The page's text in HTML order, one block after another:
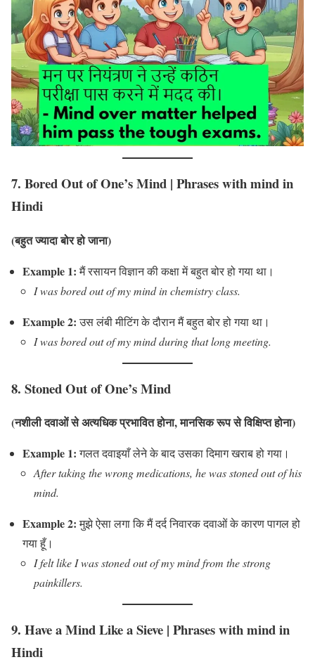
7. Bored Out of One’s Mind | Phrases with mind in
Hindi
(बहुत ज्यादा बोर हो जाना)
Example 1:मैं रसायन विज्ञान की कक्षा में बहुत बोर हो गया था।
I was bored out of my mind in chemistry class.
Example 2:उस लंबी मीटिंग के दौरान मैं बहुत बोर हो गया था।
I was bored out of my mind during that long meeting.
8. Stoned Out of One’s Mind
(नशीली दवाओं से अत्यधिक प्रभावित होना, मानसिक रूप से विक्षिप्त होना)
Example 1:गलत दवाइयाँ लेने के बाद उसका दिमाग खराब हो गया।
After taking the wrong medications, he was stoned out of his
mind.
Example 2:मुझे ऐसा लगा कि मैं दर्द निवारक दवाओं के कारण पागल हो
गया हूँ।
I felt like I was stoned out of my mind from the strong
painkillers.
9. Have a Mind Like a Sieve | Phrases with mind in
Hindi